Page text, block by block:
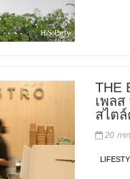
THE
เพล
สไต
20 กร